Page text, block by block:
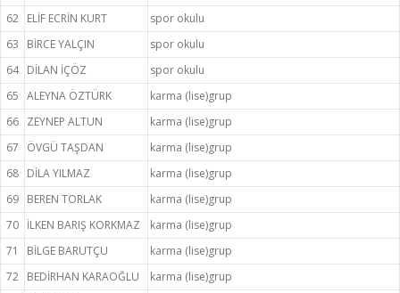
62 ELİF ECRİN KURT
spor okulu
63
BİRCE YALÇIN
spor okulu
64 DİLAN İÇÖZ
spor okulu
65 ALEYNA ÖZTÜRK
karma (lise)grup
66 ZEYNEP ALTUN
karma (lise)grup
67
ÖVGÜ TAŞDAN
karma (lise)grup
68 DİLA YILMAZ
karma (lise)grup
69 BEREN TORLAK
karma (lise)grup
70 İLKEN BARIŞ KORKMAZ
karma (lise)grup
71
BİLGE BARUTÇU
karma (lise)grup
72 BEDİRHAN KARAOĞLU karma (lise)grup